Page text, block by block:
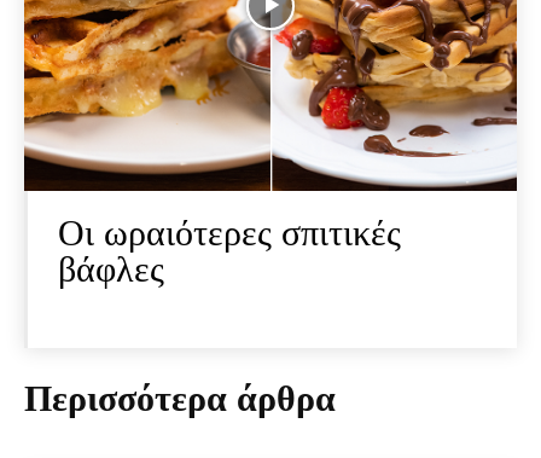
Οι ωραιότερες σπιτικές
βάφλες
Περισσότερα άρθρα